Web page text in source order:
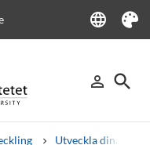
language
Language
Tema
person_outline
Logga in
search
Sök
Utveckla dina